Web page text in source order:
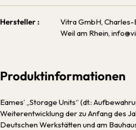
Hersteller :
Vitra GmbH,
Weil am Rhein,
Produktinformationen
Eames’ „Storage Units“ (dt.:
Weiterentwicklung der zu Anfang des
Deutschen Werkstätten und am